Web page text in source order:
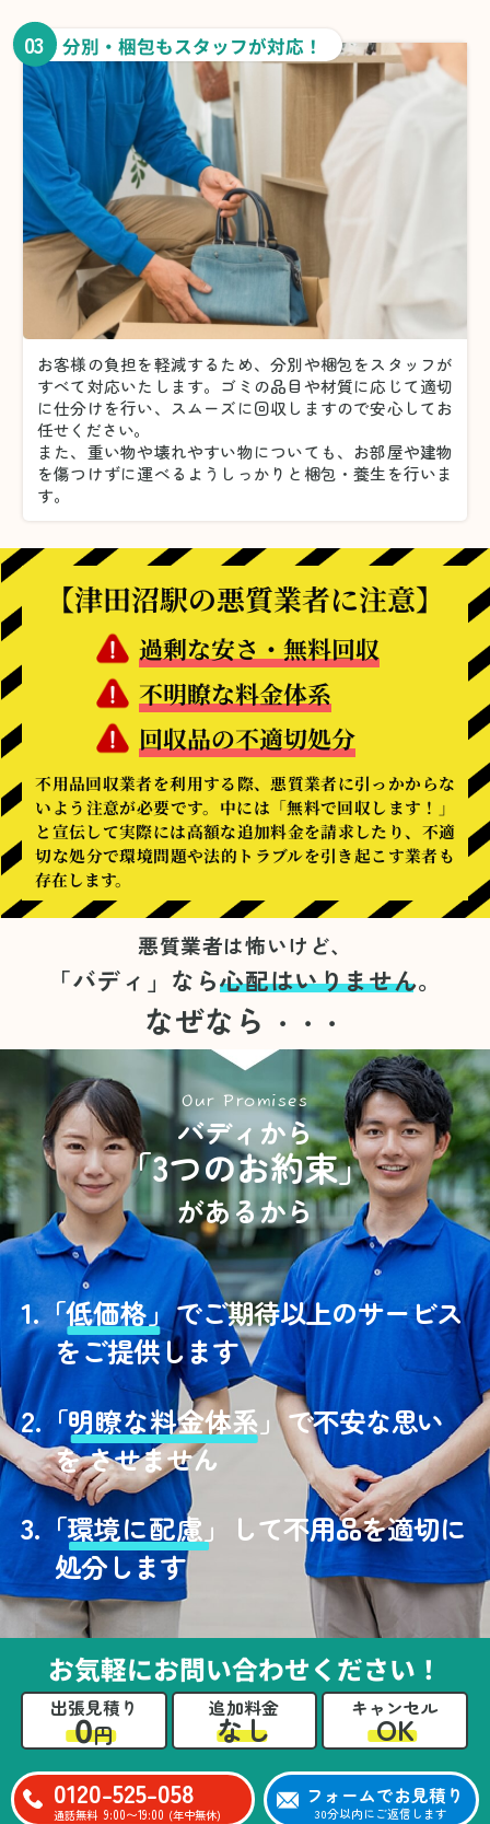
03 分別・梱包もスタッフが対応！
お客様の負担を軽減するため、分別や梱包をスタッフが
すべて対応いたします。 ゴミの品目や材質に応じて適切
に仕分けを行い、スムーズに回収しますので安心してお
任せください。
また、重い物や壊れやすい物についても、お部屋や建物
を傷つけずに運べるようしっかりと梱包・養生を行いま
す。
【津田沼駅の悪質業者に注意】
過剰な安さ・無料回収
不明瞭な料金体系
回収品の不適切処分
不用品回収業者を利用する際、悪質業者に引っかからな
いよう注意が必要です。中には「無料で回収します！」
と宣伝して実際には高額な追加料金を請求したり、不適
切な処分で環境問題や法的トラブルを引き起こす業者も
存在します。
悪質業者は怖いけど、
「バディ」なら心配はいりません。
なぜなら ・・・
Our Promises
バディから
「3つのお約束」
があるから
1.「低価格」でご期待以上のサービス
をご提供します
2.「明瞭な料金体系」で不安な思い
を させません
3. 「環境に配慮」
して不用品を適切に
処分します
お気軽にお問い合わせください！
出張見積り
0円
追加料金
なし
キャンセル
OK
0120-525-058
通話無料 9:00〜19:00 (年中無休)
フォームでお見積り
30分以内にご返信します